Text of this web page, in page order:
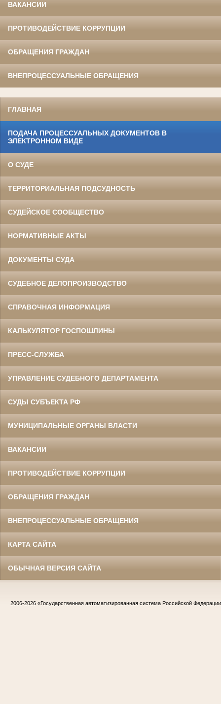
ВАКАНСИИ
ПРОТИВОДЕЙСТВИЕ КОРРУПЦИИ
ОБРАЩЕНИЯ ГРАЖДАН
ВНЕПРОЦЕССУАЛЬНЫЕ ОБРАЩЕНИЯ
ГЛАВНАЯ
ПОДАЧА ПРОЦЕССУАЛЬНЫХ ДОКУМЕНТОВ В
ЭЛЕКТРОННОМ ВИДЕ
О СУДЕ
ТЕРРИТОРИАЛЬНАЯ ПОДСУДНОСТЬ
СУДЕЙСКОЕ СООБЩЕСТВО
НОРМАТИВНЫЕ АКТЫ
ДОКУМЕНТЫ СУДА
СУДЕБНОЕ ДЕЛОПРОИЗВОДСТВО
СПРАВОЧНАЯ ИНФОРМАЦИЯ
КАЛЬКУЛЯТОР ГОСПОШЛИНЫ
ПРЕСС-СЛУЖБА
УПРАВЛЕНИЕ СУДЕБНОГО ДЕПАРТАМЕНТА
СУДЫ СУБЪЕКТА РФ
МУНИЦИПАЛЬНЫЕ ОРГАНЫ ВЛАСТИ
ВАКАНСИИ
ПРОТИВОДЕЙСТВИЕ КОРРУПЦИИ
ОБРАЩЕНИЯ ГРАЖДАН
ВНЕПРОЦЕССУАЛЬНЫЕ ОБРАЩЕНИЯ
КАРТА САЙТА
ОБЫЧНАЯ ВЕРСИЯ САЙТА
2006-2026 «Государственная автоматизированная система Российской